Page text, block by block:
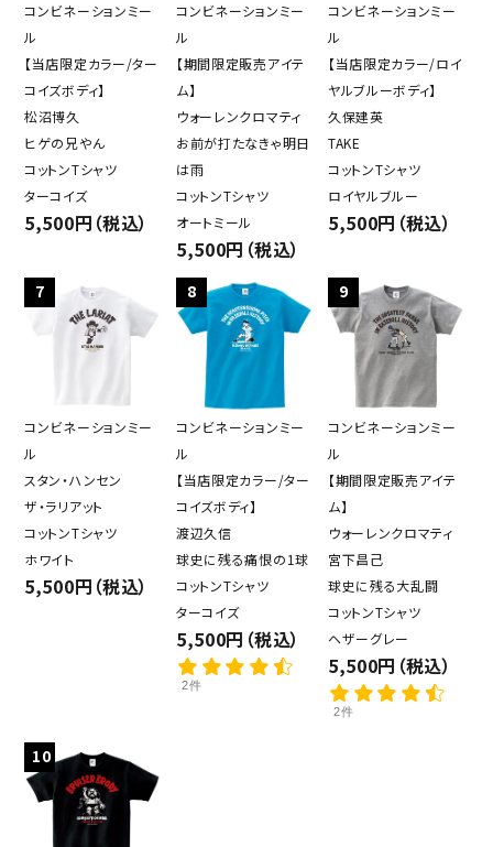
コンビネーションミー
ル
【当店限定カラー/ター
コイズボディ】
松沼博久
ヒゲの兄やん
コットンTシャツ
ターコイズ
5,500円（税込）
コンビネーションミー
ル
【期間限定販売アイテ
ム】
ウォーレンクロマティ
お前が打たなきゃ明日
は雨
コットンTシャツ
オートミール
5,500円（税込）
コンビネーションミー
ル
【当店限定カラー/ロイ
ヤルブルーボディ】
久保建英
TAKE
コットンTシャツ
ロイヤルブルー
5,500円（税込）
7
コンビネーションミー
ル
スタン・ハンセン
ザ・ラリアット
コットンTシャツ
ホワイト
5,500円（税込）
8
コンビネーションミー
ル
【当店限定カラー/ター
コイズボディ】
渡辺久信
球史に残る痛恨の1球
コットンTシャツ
ターコイズ
5,500円（税込）
2件
9
コンビネーションミー
ル
【期間限定販売アイテ
ム】
ウォーレンクロマティ
宮下昌己
球史に残る大乱闘
コットンTシャツ
ヘザーグレー
5,500円（税込）
2件
10